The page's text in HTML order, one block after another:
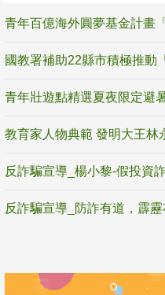
反詐騙宣導_楊小黎-假投資